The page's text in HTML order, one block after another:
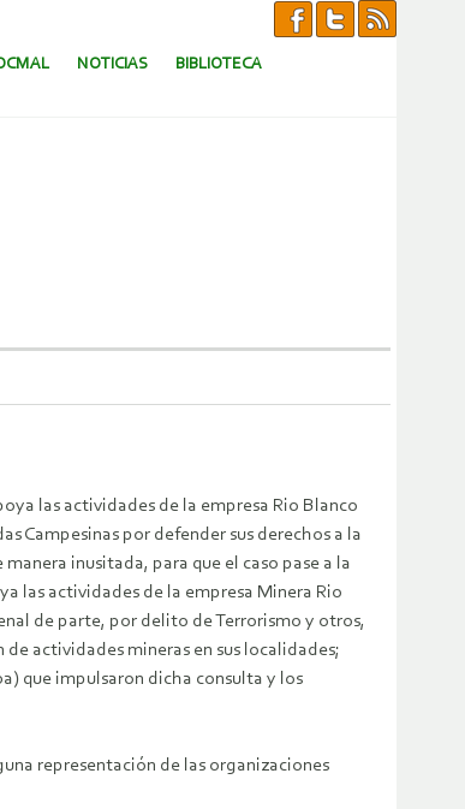
NOTICIAS BIBLIOTECA
las actividades de la empresa Rio Blanco
Campesinas por defender sus derechos a la
inusitada, para que el caso pase a la
las actividades de la empresa Minera Rio
de parte, por delito de Terrorismo y otros,
actividades mineras en sus localidades;
que impulsaron dicha consulta y los
representación de las organizaciones